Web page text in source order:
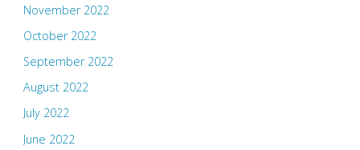
November 2022
October 2022
September 2022
August 2022
July 2022
June 2022